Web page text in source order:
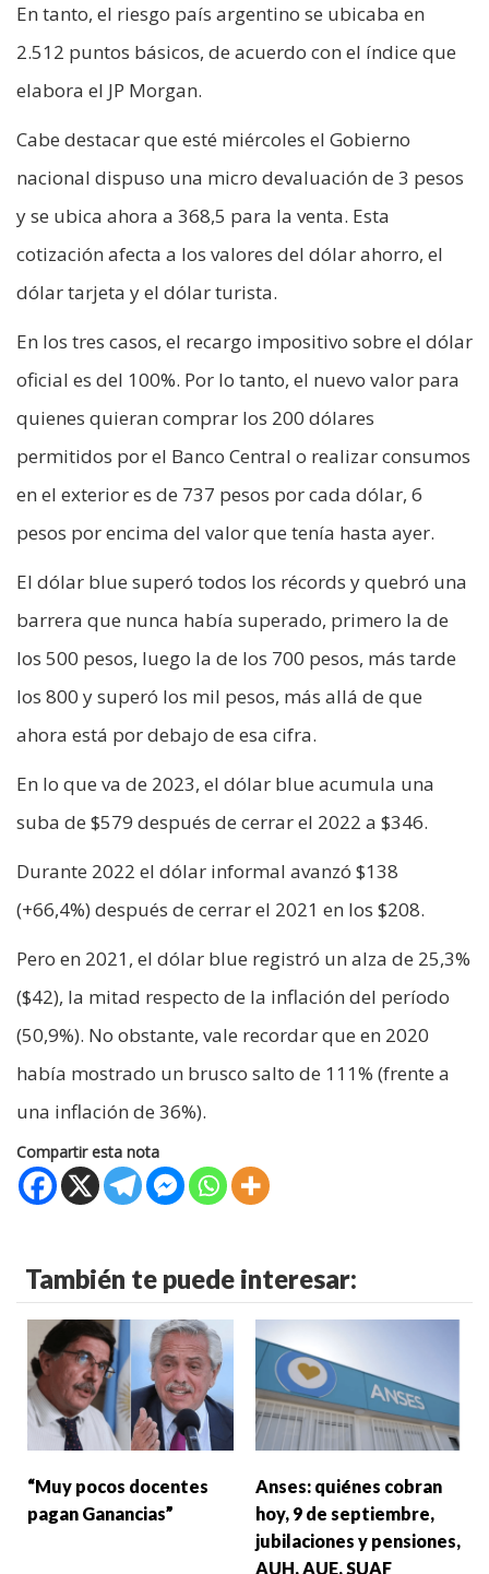
En tanto, el riesgo país argentino se ubicaba en
2.512 puntos básicos, de acuerdo con el índice que
elabora el JP Morgan.
Cabe destacar que esté miércoles el Gobierno
nacional dispuso una micro devaluación de 3 pesos
y se ubica ahora a 368,5 para la venta. Esta
cotización afecta a los valores del dólar ahorro, el
dólar tarjeta y el dólar turista.
En los tres casos, el recargo impositivo sobre el dólar
oficial es del 100%. Por lo tanto, el nuevo valor para
quienes quieran comprar los 200 dólares
permitidos por el Banco Central o realizar consumos
en el exterior es de 737 pesos por cada dólar, 6
pesos por encima del valor que tenía hasta ayer.
El dólar blue superó todos los récords y quebró una
barrera que nunca había superado, primero la de
los 500 pesos, luego la de los 700 pesos, más tarde
los 800 y superó los mil pesos, más allá de que
ahora está por debajo de esa cifra.
En lo que va de 2023, el dólar blue acumula una
suba de $579 después de cerrar el 2022 a $346.
Durante 2022 el dólar informal avanzó $138
(+66,4%) después de cerrar el 2021 en los $208.
Pero en 2021, el dólar blue registró un alza de 25,3%
($42), la mitad respecto de la inflación del período
(50,9%). No obstante, vale recordar que en 2020
había mostrado un brusco salto de 111% (frente a
una inflación de 36%).
Compartir esta nota
También te puede interesar:
“Muy pocos docentes
pagan Ganancias”
Anses: quiénes cobran
hoy, 9 de septiembre,
jubilaciones y pensiones,
AUH, AUE, SUAF